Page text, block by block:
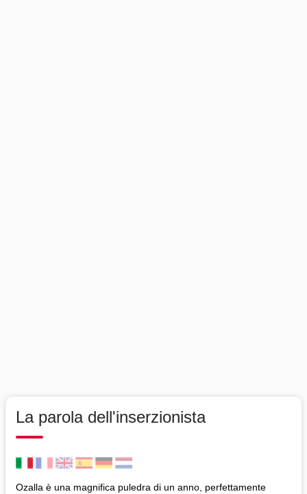
La parola dell'inserzionista
Ozalla è una magnifica puledra di un anno, perfettamente